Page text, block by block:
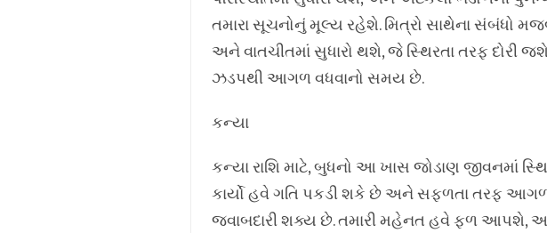
તમારા સૂચનોનું મૂલ્ય રહેશે. મિત્રો સાથેના
અને વાતચીતમાં સુધારો થશે, જે સ્થિરતા તરફ દોરી
ઝડપથી આગળ વધવાનો સમય છે.
કન્યા
કન્યા રાશિ માટે, બુધનો આ ખાસ જોડાણ જીવનમાં
કાર્યો હવે ગતિ પકડી શકે છે અને સફળતા તરફ
જવાબદારી શક્ય છે. તમારી મહેનત હવે ફળ આપશે,